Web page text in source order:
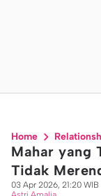
Home
Mahar yang
Tidak
03 Apr 2026, 21:20 WIB